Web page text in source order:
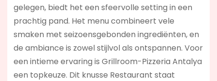
gelegen, biedt het een sfeervolle setting in een
prachtig pand. Het menu combineert vele
smaken met seizoensgebonden ingrediënten, en
de ambiance is zowel stijlvol als ontspannen. Voor
een intieme ervaring is Grillroom-Pizzeria Antalya
een topkeuze. Dit knusse Restaurant staat